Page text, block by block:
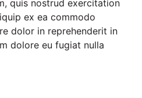
quis nostrud exercitation
ex ea commodo
dolor in reprehenderit in
dolore eu fugiat nulla